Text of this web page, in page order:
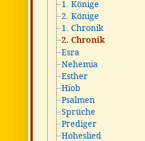
1. Könige
2. Könige
1. Chronik
2. Chronik
Esra
Nehemia
Esther
Hiob
Psalmen
Sprüche
Prediger
Hoheslied